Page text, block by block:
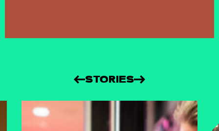
STORIES